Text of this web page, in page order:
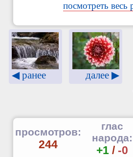
посмотреть весь
◀ ранее далее ▶
просмотров:
244
глас
народа:
+1/ -0